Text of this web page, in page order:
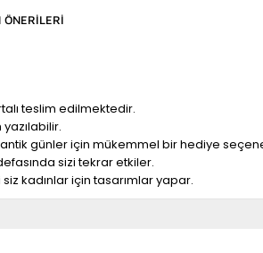
ÖNERILERI
teslim edilmektedir.
günler için mükemmel bir hediye
sizi tekrar etkiler.
kadınlar için tasarımlar yapar.